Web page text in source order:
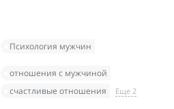
Психология мужчин
отношения с мужчиной
счастливые отношения
Еще 2